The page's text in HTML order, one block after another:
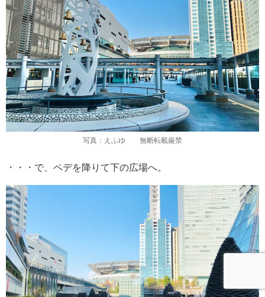
写真：えふゆ 無断転載厳禁
・・・で、ペデを降りて下の広場へ。